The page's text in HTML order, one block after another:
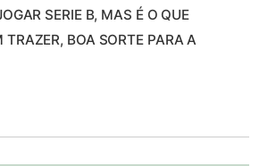
SERIE B, MAS É O QUE
TRAZER, BOA SORTE PARA A